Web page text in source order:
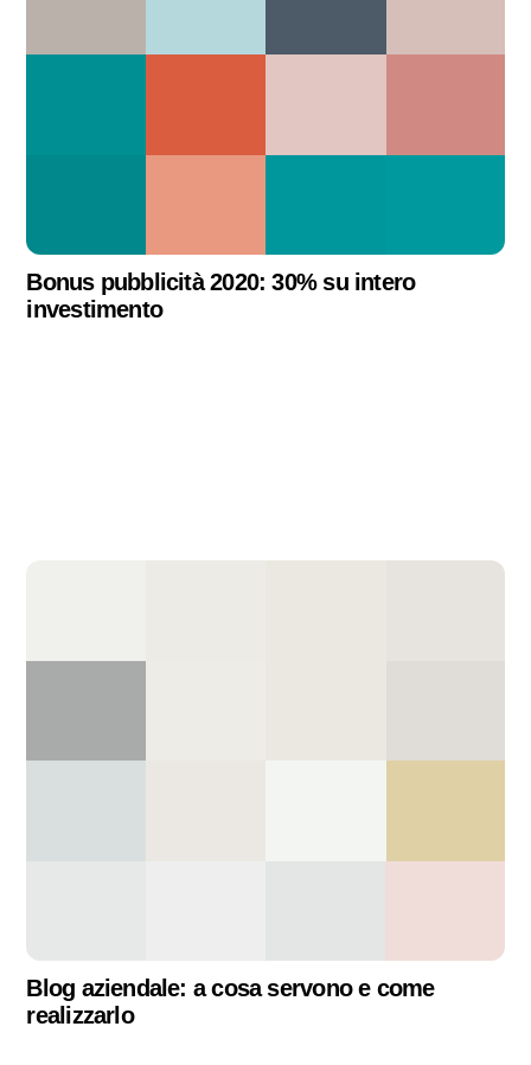
Bonus pubblicità 2020: 30% su intero
investimento
Blog aziendale: a cosa servono e come
realizzarlo